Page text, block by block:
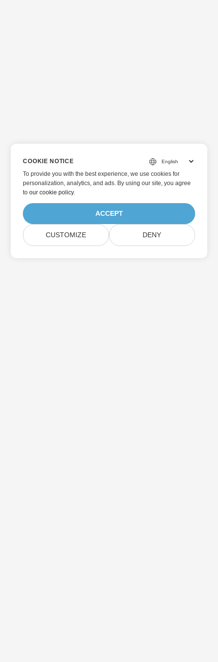
COOKIE NOTICE
To provide you with the best experience, we use cookies for
personalization, analytics, and ads. By using our site, you agree
toour cookie policy.
ACCEPT
CUSTOMIZE DENY